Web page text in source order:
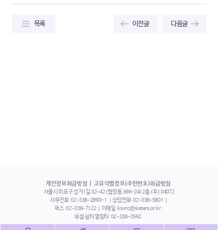
목록 이전글 다음글
개인정보취급방침 고유식별정보(주민번호)취급방침
서울시 마포구 성지1길 32-42 (합정동 366-24) 2층 (우) 04072
사무전화 02-338-2890~1 상담전화 02-338-5801
팩스 02-338-7122 이메일 ksvrc@sisters.or.kr
부설 쉼터 열림터 02-338-3562